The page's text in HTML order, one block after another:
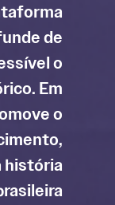
de
o
Em
o
história